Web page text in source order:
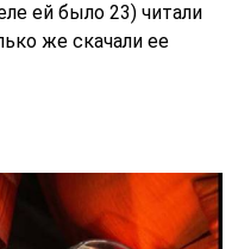
ей было 23) читали
же скачали ее